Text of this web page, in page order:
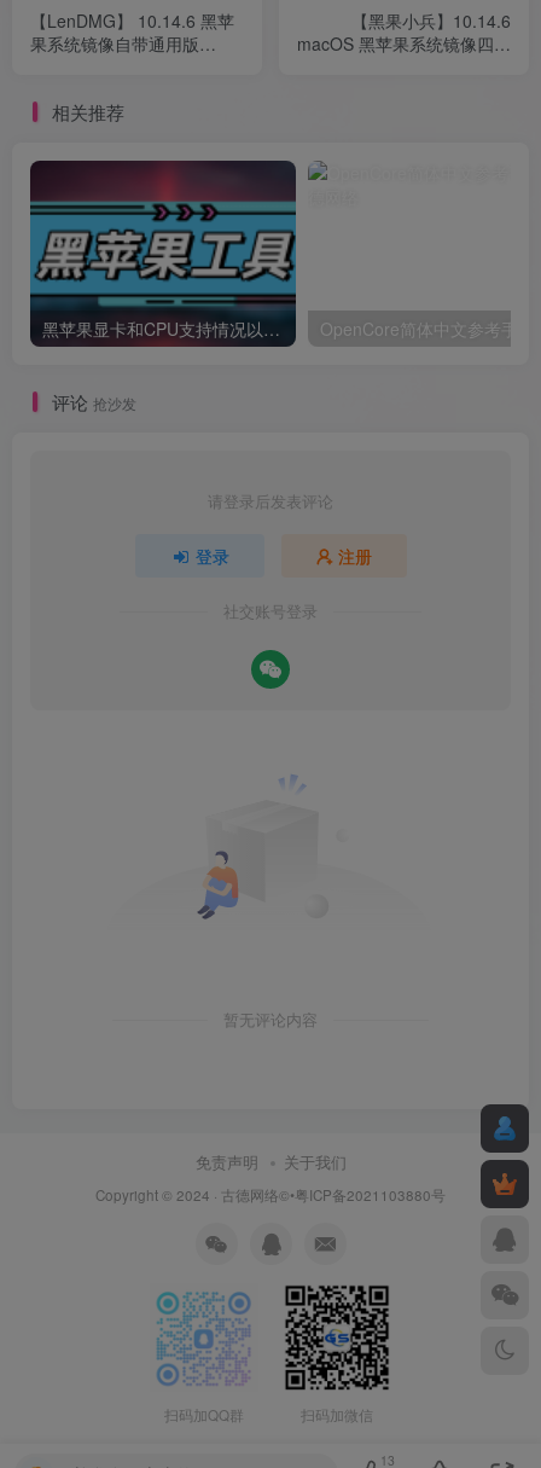
【LenDMG】 10.14.6 黑苹
果系统镜像自带通用版
【黑果小兵】10.14.6
macOS 黑苹果系统镜像四叶
相关推荐
黑苹果显卡和CPU支持情况以及购买硬件防踩坑指南 OpenCore简体中文参考手册
评论 抢沙发
请登录后发表评论
登录 注册
社交账号登录
暂无评论内容
免责声明 关于我们
Copyright © 2024 · 古德网络©•粤ICP备2021103880号
扫码加QQ群 扫码加微信
13